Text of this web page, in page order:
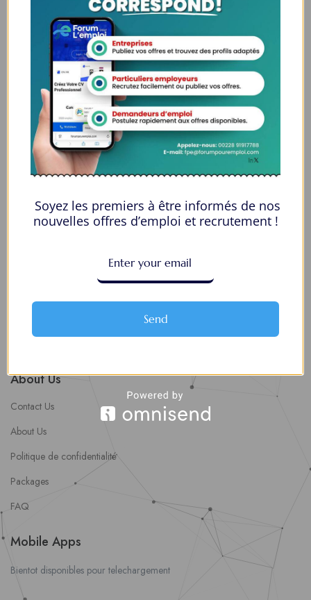
Espaces Candidats
Parcourir les Candidats
Tableau de Bord
Alertes d’Emploi
Mes Favoris
Postuler en ligne : 5 erreurs courantes à éviter pour maximiser vos
chances
8 Décisions Importantes Pour Ne Pas Vivre Avec Des Regrets
Espace Employeurs
About Us
Contact Us
About Us
Politique de confidentialité
Packages
FAQ
Mobile Apps
Bientot disponibles pour telechargement
Soyez les premiers à être informés de nos
nouvelles offres d’emploi et recrutement !
Send